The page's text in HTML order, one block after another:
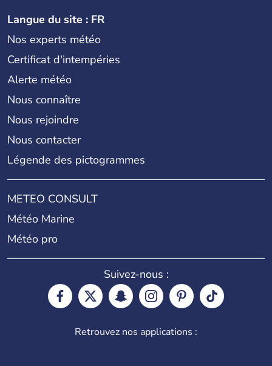
Langue du site : FR
Nos experts météo
Certificat d'intempéries
Alerte météo
Nous connaître
Nous rejoindre
Nous contacter
Légende des pictogrammes
METEO CONSULT
Météo Marine
Météo pro
Suivez-nous :
Retrouvez nos applications :